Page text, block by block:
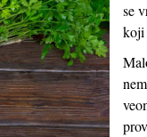
se
koji